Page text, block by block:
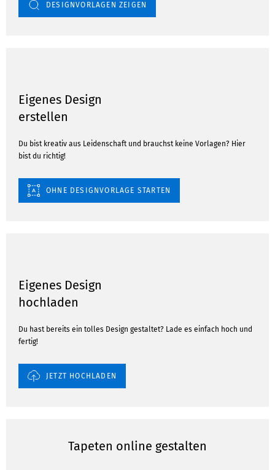
DESIGNVORLAGEN ZEIGEN
Eigenes Design
erstellen
Du bist kreativ aus Leidenschaft und brauchst keine Vorlagen? Hier
bist du richtig!
OHNE DESIGNVORLAGE STARTEN
Eigenes Design
hochladen
Du hast bereits ein tolles Design gestaltet? Lade es einfach hoch und
fertig!
JETZT HOCHLADEN
Tapeten online gestalten